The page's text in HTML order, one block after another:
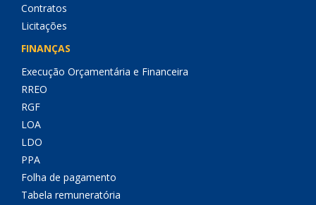
Contratos
Licitações
FINANÇAS
Execução Orçamentária e Financeira
RREO
RGF
LOA
LDO
PPA
Folha de pagamento
Tabela remuneratória